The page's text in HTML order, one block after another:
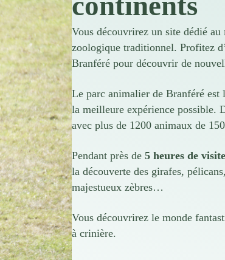
Vous découvrirez un site dédié au
zoologique traditionnel. Profitez
Branféré pour découvrir de
Le parc animalier de Branféré est
la meilleure expérience possible.
avec plus de 1200 animaux de
Pendant près de 5 heures de visite
la découverte des girafes,
majestueux zèbres…
Vous découvrirez le monde
à crinière.